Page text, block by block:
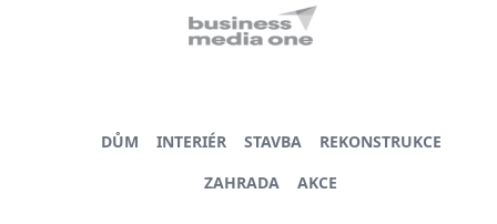
DŮM INTERIÉR STAVBA
REKONSTRUKCE
ZAHRADA
AKCE